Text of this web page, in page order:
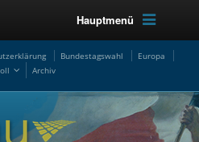
Hauptmenü
Bundestagswahl
Europa
Archiv